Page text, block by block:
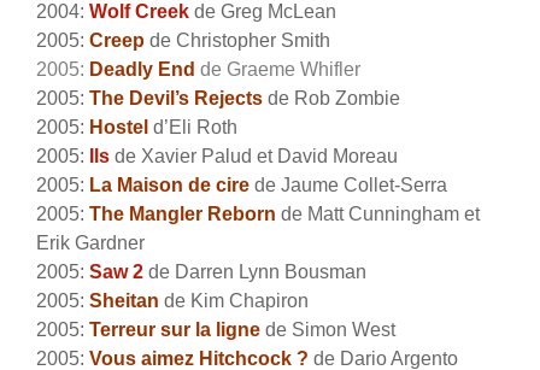
2004: Wolf Creek de Greg McLean
2005: Creep de Christopher Smith
2005: Deadly End de Graeme Whifler
2005: The Devil’s Rejects de Rob Zombie
2005: Hostel d’Eli Roth
2005:
Ils de Xavier Palud et David Moreau
2005: La Maison de cire de Jaume Collet-Serra
2005: The Mangler Reborn de Matt Cunningham et
Erik Gardner
2005: Saw 2 de Darren Lynn Bousman
2005: Sheitan de Kim Chapiron
2005: Terreur sur la ligne de Simon West
2005: Vous aimez Hitchcock ? de Dario Argento